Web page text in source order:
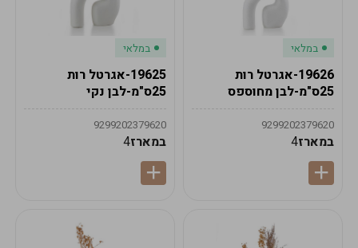
במלאי
19626-אגרטל רות
25ס"מ-לבן מחוספס
9299202379620
במארז4
במלאי
19625-אגרטל רות
25ס"מ-לבן נקי
9299202379620
במארז4